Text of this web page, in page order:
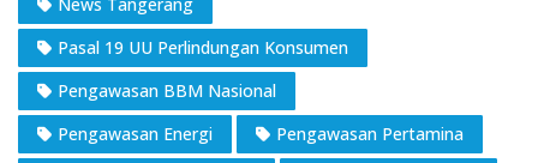
Pasal 19 UU Perlindungan Konsumen
Pengawasan BBM Nasional
Pengawasan Energi
Pengawasan Pertamina